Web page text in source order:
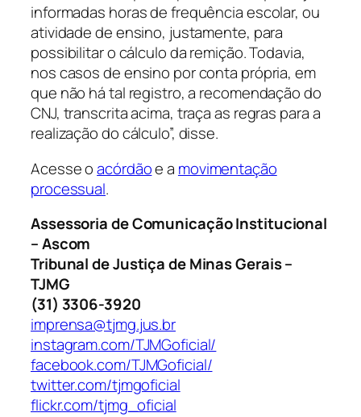
informadas horas de frequência escolar, ou
atividade de ensino, justamente, para
possibilitar o cálculo da remição. Todavia,
nos casos de ensino por conta própria, em
que não há tal registro, a recomendação do
CNJ, transcrita acima, traça as regras para a
realização do cálculo”, disse.
Acesse oacórdãoe a movimentação
processual.
Assessoria de Comunicação Institucional
– Ascom
Tribunal de Justiça de Minas Gerais –
TJMG
(31) 3306-3920
imprensa@tjmg.jus.br
instagram.com/TJMGoficial/
facebook.com/TJMGoficial/
twitter.com/tjmgoficial
flickr.com/tjmg_oficial